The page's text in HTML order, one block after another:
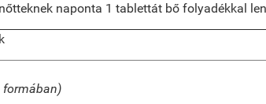
naponta 1 tablettát bő folyadékkal
formában)